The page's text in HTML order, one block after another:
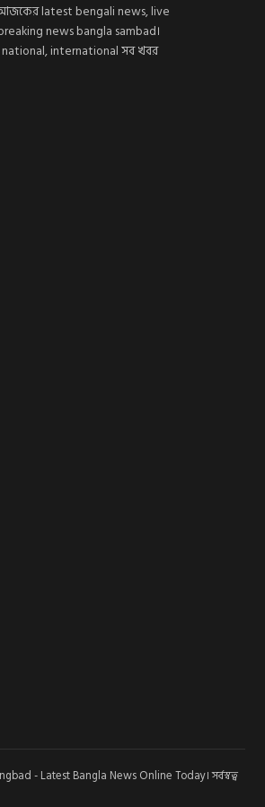
আজকের latest bengali news, live
news bangla sambad।
international সব খবর
- Latest Bangla News Online Today। সর্বস্বত্ব